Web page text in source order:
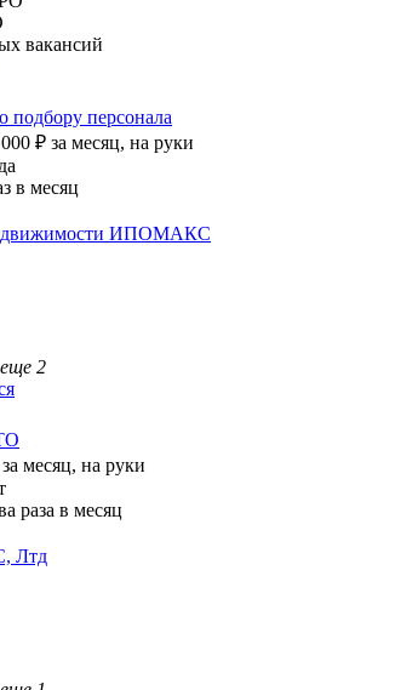
вакансий
подбору персонала
₽ за месяц, на руки
в месяц
ИПОМАКС
2
за месяц, на руки
раза в месяц
Лтд